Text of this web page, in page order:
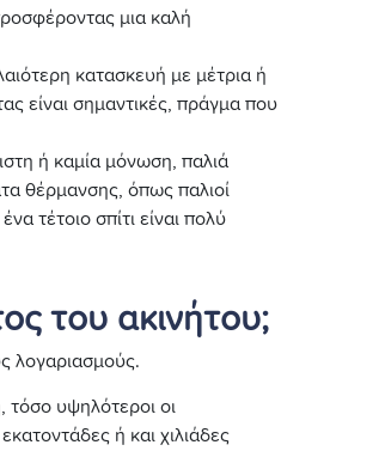
μια καλή
κατασκευή με μέτρια ή
είναι σημαντικές, πράγμα που
ή καμία μόνωση, παλιά
θέρμανσης, όπως παλιοί
τέτοιο σπίτι είναι πολύ
του ακινήτου;
λογαριασμούς.
τόσο υψηλότεροι οι
ή και χιλιάδες